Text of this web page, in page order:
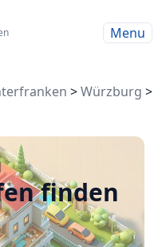
Menu
>Würzburg >
finden